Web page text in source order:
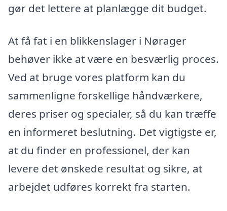
gør det lettere at planlægge dit budget.
At få fat i en blikkenslager i Nørager
behøver ikke at være en besværlig proces.
Ved at bruge vores platform kan du
sammenligne forskellige håndværkere,
deres priser og specialer, så du kan træffe
en informeret beslutning. Det vigtigste er,
at du finder en professionel, der kan
levere det ønskede resultat og sikre, at
arbejdet udføres korrekt fra starten.